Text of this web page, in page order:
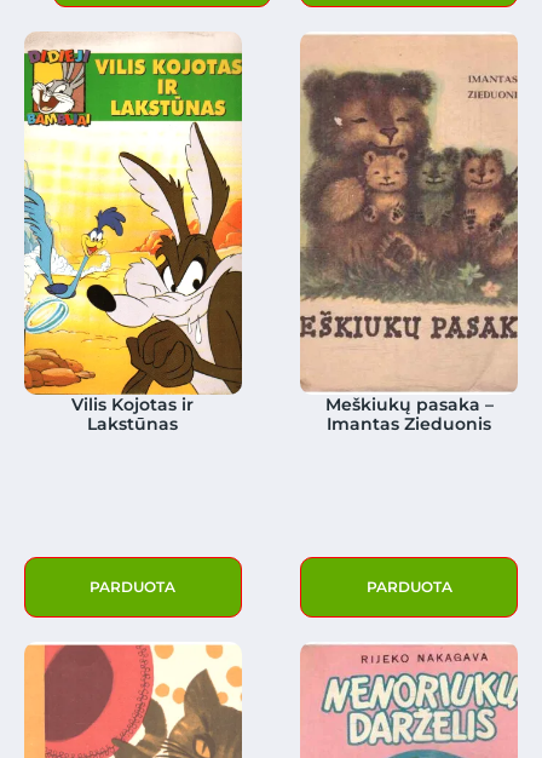
Vilis Kojotas ir
Lakstūnas
PARDUOTA
Meškiukų pasaka –
Imantas Zieduonis
PARDUOTA